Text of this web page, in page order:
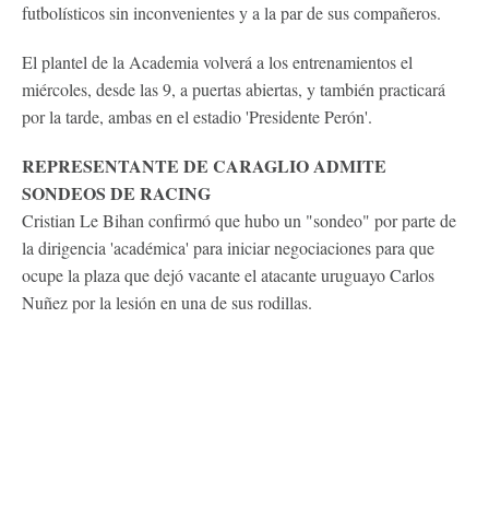
futbolísticos sin inconvenientes y a la par de sus compañeros.
El plantel de la Academia volverá a los entrenamientos el
miércoles, desde las 9, a puertas abiertas, y también practicará
por la tarde, ambas en el estadio 'Presidente Perón'.
REPRESENTANTE DE CARAGLIO ADMITE
SONDEOS DE RACING
Cristian Le Bihan confirmó que hubo un "sondeo" por parte de
la dirigencia 'académica' para iniciar negociaciones para que
ocupe la plaza que dejó vacante el atacante uruguayo Carlos
Nuñez por la lesión en una de sus rodillas.